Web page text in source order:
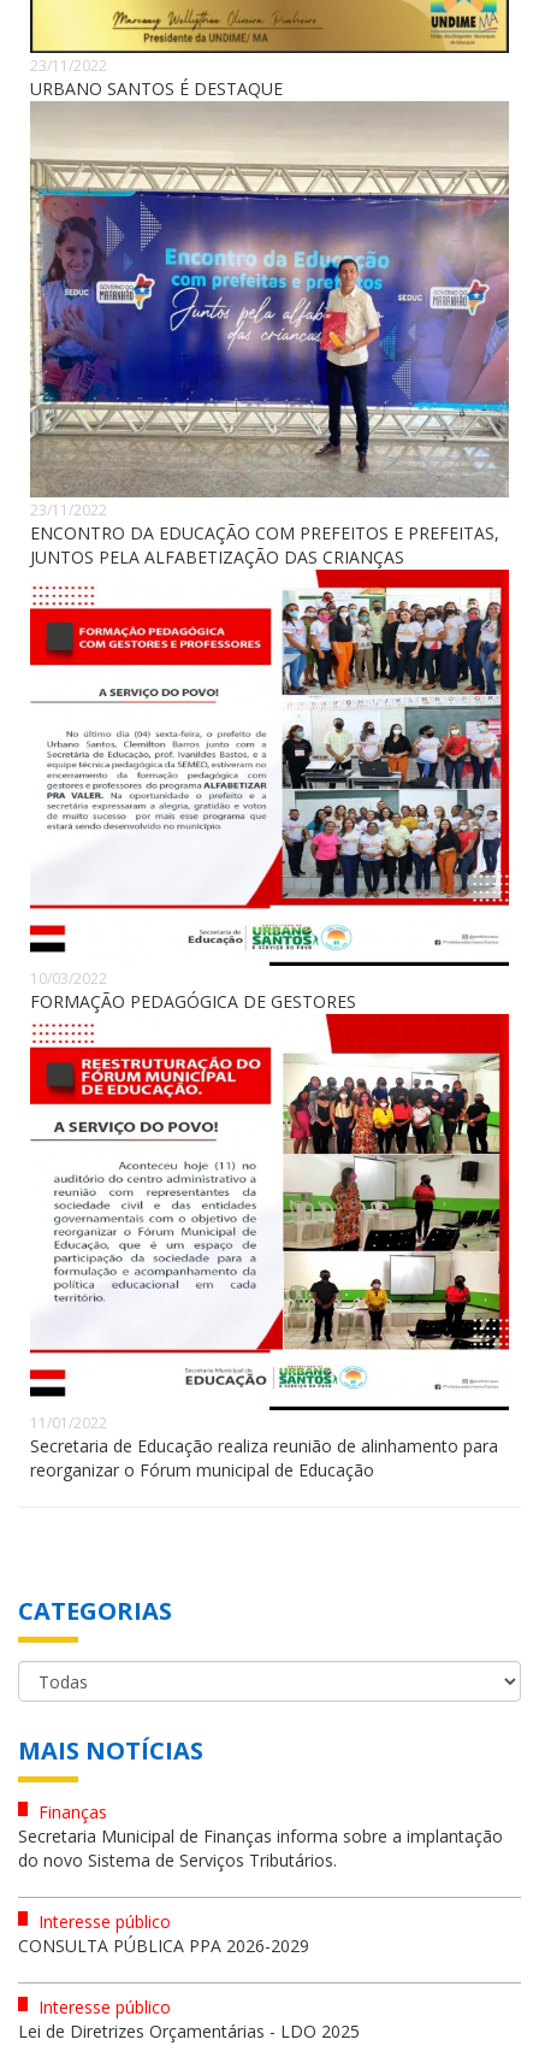
23/11/2022
URBANO SANTOS É DESTAQUE
23/11/2022
ENCONTRO DA EDUCAÇÃO COM PREFEITOS E PREFEITAS,
JUNTOS PELA ALFABETIZAÇÃO DAS CRIANÇAS
10/03/2022
FORMAÇÃO PEDAGÓGICA DE GESTORES
11/01/2022
Secretaria de Educação realiza reunião de alinhamento para
reorganizar o Fórum municipal de Educação
CATEGORIAS
MAIS NOTÍCIAS
Finanças
Secretaria Municipal de Finanças informa sobre a implantação
do novo Sistema de Serviços Tributários.
Interesse público
CONSULTA PÚBLICA PPA 2026-2029
Interesse público
Lei de Diretrizes Orçamentárias - LDO 2025